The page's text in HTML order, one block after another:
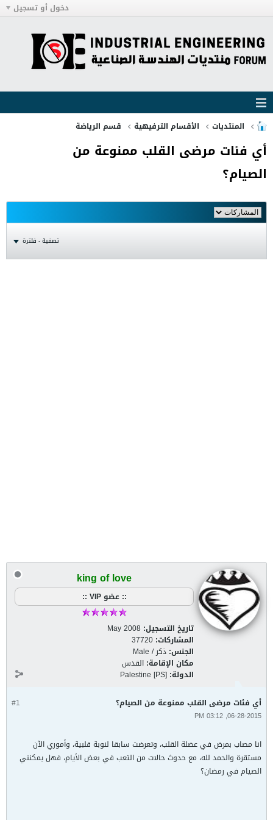
دخول أو تسجيل
المنتديات الأقسام الترفيهية قسم الرياضة
أي فئات مرضى القلب ممنوعة من
الصيام؟
تصفية - فلترة
king of love
:: عضو VIP ::
تاريخ التسجيل: May 2008
المشاركات: 37720
الجنس: ذكر / Male
مكان الإقامة: القدس
الدولة: Palestine [PS]
#1 أي فئات مرضى القلب ممنوعة من الصيام؟
06-28-2015, 03:12 PM
انا مصاب بمرض في عضلة القلب، وتعرضت سابقا لنوبة قلبية، وأموري الآن
مستقرة والحمد لله، مع حدوث حالات من التعب في بعض الأيام، فهل يمكنني
الصيام في رمضان؟